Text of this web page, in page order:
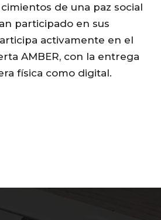
de una paz social
participado en sus
activamente en el
AMBER, con la entrega
física como digital.